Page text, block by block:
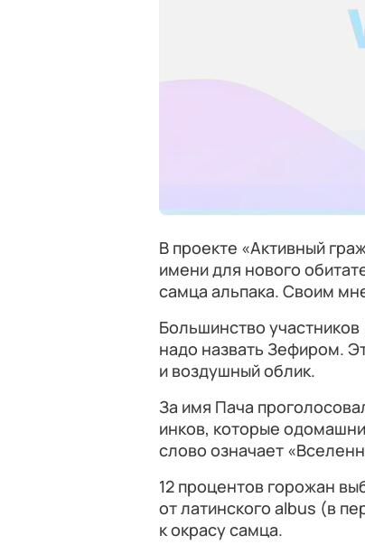
В проекте «Активный
имени для нового
самца альпака. Своим
Большинство
надо назвать Зефиром.
и воздушный облик.
За имя Пача
инков, которые
слово означает
12 процентов горожан
от латинского albus (в
к окрасу самца.